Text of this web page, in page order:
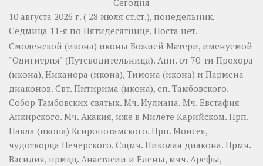
Сегодня
10 августа 2026 г. ( 28 июля ст.ст.), понедельник.
Седмица 11-я по Пятидесятнице. Поста нет.
Смоленской (икона) иконы Божией Матери, именуемой
"Одигитрия" (Путеводительница). Апп. от 70-ти Прохора
(икона), Никанора (икона), Тимона (икона) и Пармена
диаконов. Свт. Питирима (икона), еп. Тамбовского.
Собор Тамбовских святых. Мч. Иулиана. Мч. Евстафия
Анкирского. Мч. Акакия, иже в Милете Карийском. Прп.
Павла (икона) Ксиропотамского. Прп. Моисея,
чудотворца Печерского. Сщмч. Николая диакона. Прмч.
Василия, прмцц. Анастасии и Елены, мчч. Арефы,